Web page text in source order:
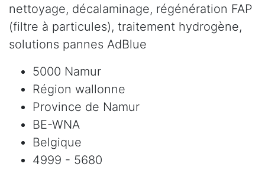
nettoyage, décalaminage, régénération FAP
(filtre à particules), traitement hydrogène,
solutions pannes AdBlue
5000 Namur
Région wallonne
Province de Namur
BE-WNA
Belgique
4999 - 5680